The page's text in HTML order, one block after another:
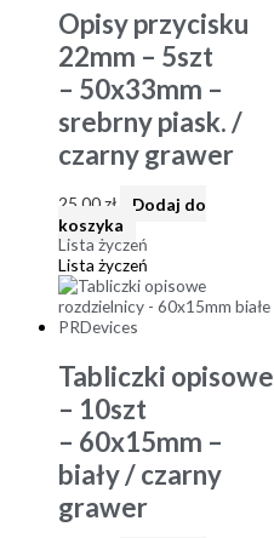
Opisy przycisku
22mm – 5szt
– 50x33mm –
srebrny piask. /
czarny grawer
25,00zł
Dodaj do
koszyka
Lista życzeń
Lista życzeń
Tabliczki opisowe
– 10szt
– 60x15mm –
biały / czarny
grawer